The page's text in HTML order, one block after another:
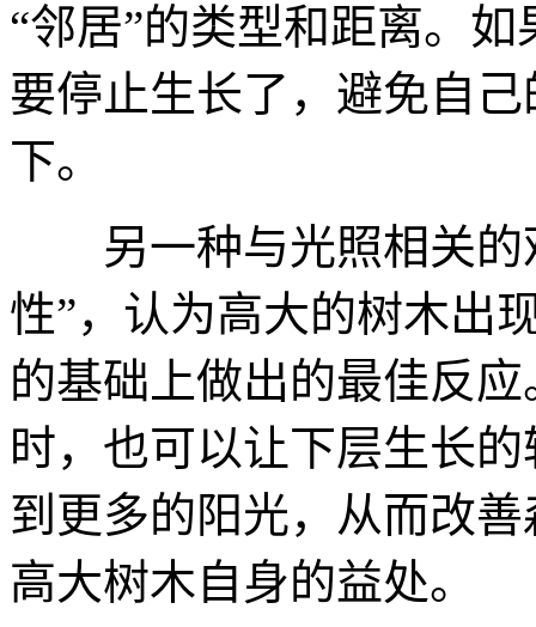
“邻居”的类型和距离。 如
要停止生长了，避免自
下。
另一种与光照相关
性”，认为高大的树木出
的基础上做出的最佳反
时，也可以让下层生长
到更多的阳光，从而改
高大树木自身的益处。